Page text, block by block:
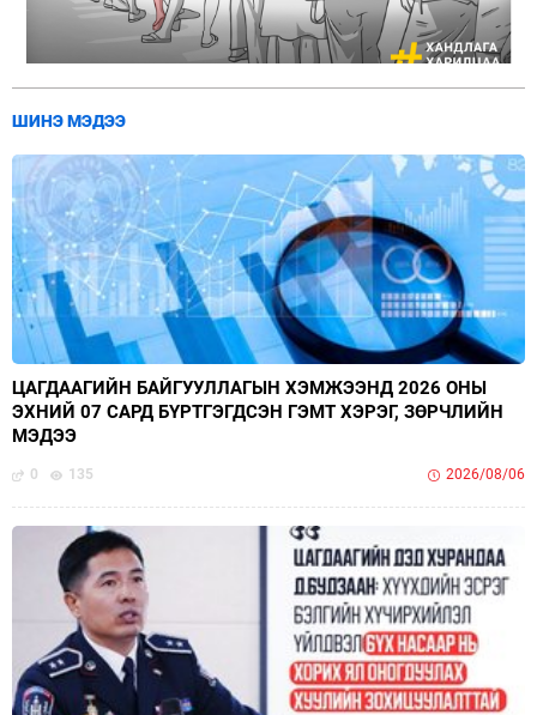
ШИНЭ МЭДЭЭ
ЦАГДААГИЙН БАЙГУУЛЛАГЫН ХЭМЖЭЭНД 2026 ОНЫ
ЭХНИЙ 07 САРД БҮРТГЭГДСЭН ГЭМТ ХЭРЭГ, ЗӨРЧЛИЙН
МЭДЭЭ
0 135 2026/08/06